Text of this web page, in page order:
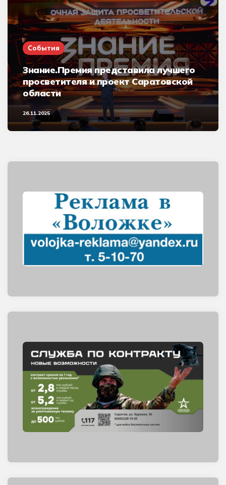
События
Знание.Премия представила лучшего
просветителя и проект Саратовской
области
26.11.2025